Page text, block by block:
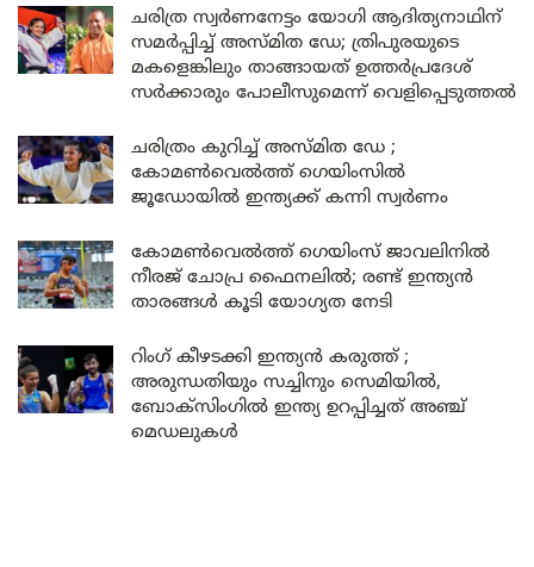
ചരിത്ര സ്വർണനേട്ടം യോഗി ആദിത്യനാഥിന്
സമർപ്പിച്ച് അസ്മിത ഡേ; ത്രിപുരയുടെ
മകളെങ്കിലും താങ്ങായത് ഉത്തർപ്രദേശ്
സർക്കാരും പോലീസുമെന്ന് വെളിപ്പെടുത്തൽ
ചരിത്രം കുറിച്ച് അസ്മിത ഡേ ;
കോമൺവെൽത്ത് ഗെയിംസിൽ
ജൂഡോയിൽ ഇന്ത്യക്ക് കന്നി സ്വർണം
കോമൺവെൽത്ത് ഗെയിംസ് ജാവലിനിൽ
നീരജ് ചോപ്ര ഫൈനലിൽ; രണ്ട് ഇന്ത്യൻ
താരങ്ങൾ കൂടി യോഗ്യത നേടി
റിംഗ് കീഴടക്കി ഇന്ത്യൻ കരുത്ത് ;
അരുന്ധതിയും സച്ചിനും സെമിയിൽ,
ബോക്സിംഗിൽ ഇന്ത്യ ഉറപ്പിച്ചത് അഞ്ച്
മെഡലുകൾ